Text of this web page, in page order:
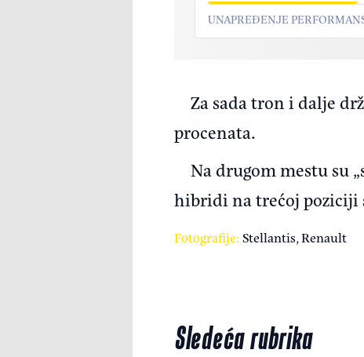
UNAPREĐENJE
Za sada tron i dalje
procenata.
Na drugom mestu su
hibridi na trećoj poziciji
Fotografije:Stellantis, Renault
Sledeća rubrika